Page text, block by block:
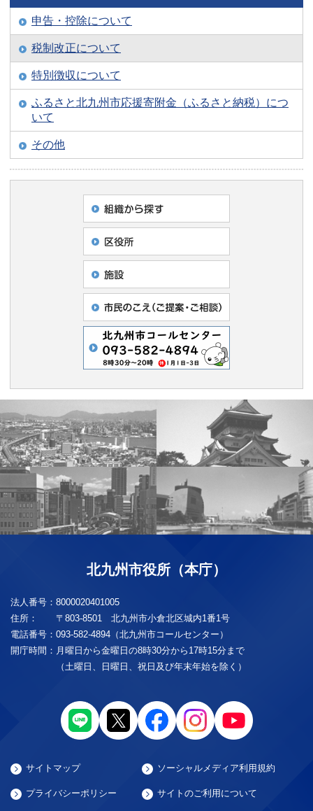
申告・控除について
税制改正について
特別徴収について
ふるさと北九州市応援寄附金（ふるさと納税）につ
いて
その他
北九州市役所（本庁）
法人番号： 8000020401005
住所：
〒803-8501 北九州市小倉北区城内1番1号
電話番号： 093-582-4894（北九州市コールセンター）
開庁時間： 月曜日から金曜日の8時30分から17時15分まで
（土曜日、日曜日、祝日及び年末年始を除く）
サイトマップ ソーシャルメディア利用規約
プライバシーポリシー サイトのご利用について